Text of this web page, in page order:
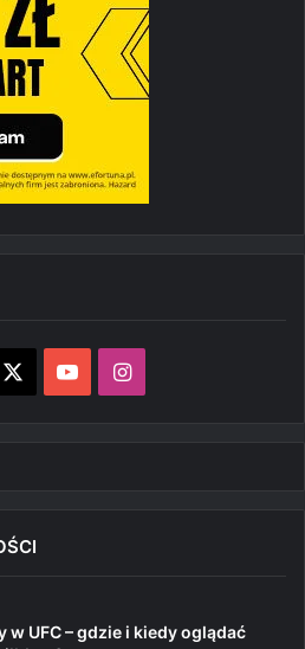
YouTubeInstagram
UFC – gdzie i kiedy oglądać